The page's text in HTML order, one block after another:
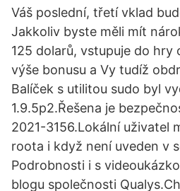
Váš poslední, třetí vklad
Jakkoliv byste měli mít
125 dolarů, vstupuje do hry
výše bonusu a Vy tudíž
Balíček s utilitou sudo byl
1.9.5p2.Řešena je
2021-3156.Lokální uživatel
roota i když není uveden v
Podrobnosti i s
blogu společnosti